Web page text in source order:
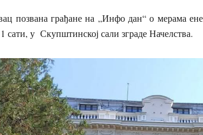
позвана грађане на „Инфо дан“ о мерама
сати, у Скупштинској сали зграде Начелства.